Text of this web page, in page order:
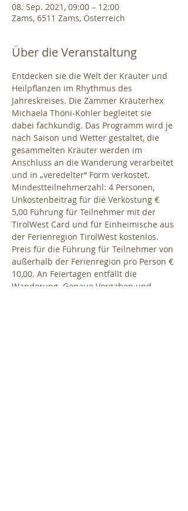
08. Sep. 2021, 09:00 – 12:00
Zams, 6511 Zams, Österreich
Über die Veranstaltung
Entdecken sie die Welt der Kräuter und
Heilpflanzen im Rhythmus des
Jahreskreises. Die Zammer Kräuterhex
Michaela Thöni-Kohler begleitet sie
dabei fachkundig. Das Programm wird je
nach Saison und Wetter gestaltet, die
gesammelten Kräuter werden im
Anschluss an die Wanderung verarbeitet
und in „veredelter“ Form verkostet.
Mindestteilnehmerzahl: 4 Personen,
Unkostenbeitrag für die Verkostung €
5,00 Führung für Teilnehmer mit der
TirolWest Card und für Einheimische aus
der Ferienregion TirolWest kostenlos.
Preis für die Führung für Teilnehmer von
außerhalb der Ferienregion pro Person €
10,00. An Feiertagen entfällt die
Wanderung. Genaue Vorgaben und